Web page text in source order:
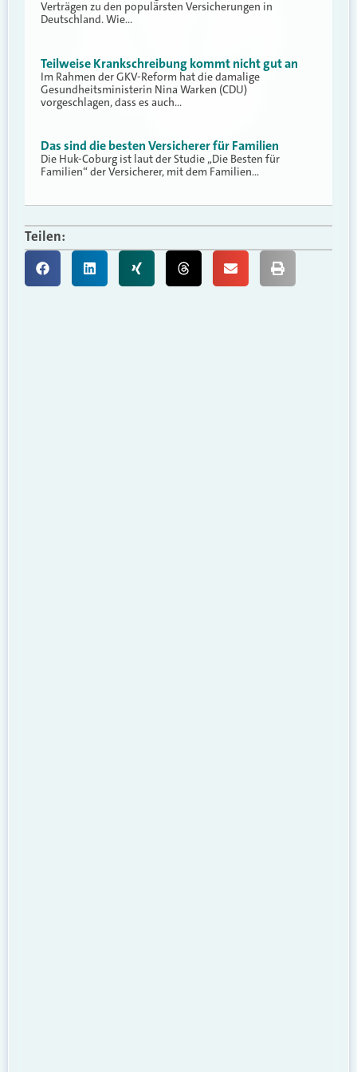
Verträgen zu den populärsten Versicherungen in
Deutschland. Wie…
Teilweise Krankschreibung kommt nicht gut an
Im Rahmen der GKV-Reform hat die damalige
Gesundheitsministerin Nina Warken (CDU)
vorgeschlagen, dass es auch…
Das sind die besten Versicherer für Familien
Die Huk-Coburg ist laut der Studie „Die Besten für
Familien“ der Versicherer, mit dem Familien…
Teilen: